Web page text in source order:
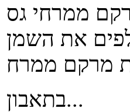
את השמן
בתאבון...